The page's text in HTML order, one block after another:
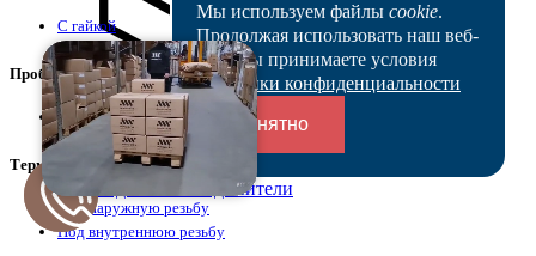
Переходники и соединители
С гайкой
Пробки универсальные
Пробки
Термостойкие изделия
Под наружную резьбу
Под внутреннюю резьбу
Мы используем файлы cookie.
Продолжая использовать наш веб-
сайт, вы принимаете условия
Политики конфиденциальности
Понятно